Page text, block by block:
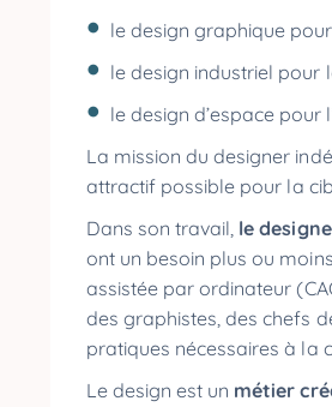
le design graphique
le design industriel pour
le design d’espace
La mission du designer
attractif possible pour la
Dans son travail, le
ont un besoin plus ou
assistée par ordinateur
des graphistes, des chefs
pratiques nécessaires à la
Le design est un métier